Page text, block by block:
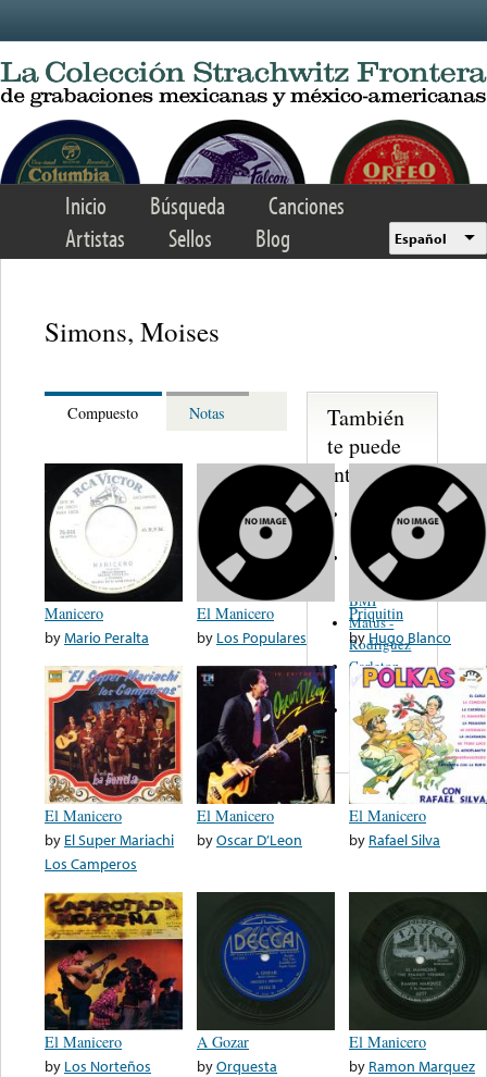
Inicio Búsqueda
Canciones
Artistas
Sellos Blog Español
Simons, Moises
Compuesto Notas
Manicero
byMario Peralta
El Manicero
by Los Populares
Priquitin
byHugo Blanco
El Manicero
by El Super Mariachi
Los Camperos
El Manicero
byOscar D’Leon
El Manicero
by Rafael Silva
El Manicero
by Los Norteños
A Gozar
byOrquesta
El Manicero
by Ramon Marquez
También
te puede
interesar...
Martinez,
Felipe
Performance
Music Co.
BMI
Matus -
Rodriguez
Carleton -
Dixon
Abreu -
Oliverira